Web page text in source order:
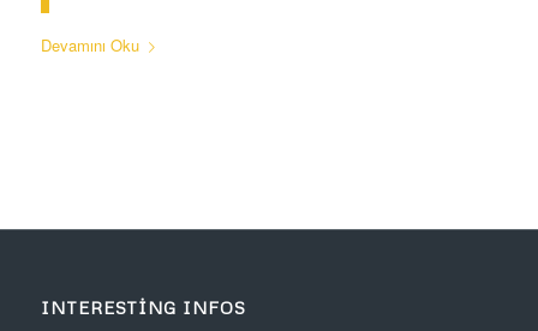
Devamını Oku
INTERESTING INFOS